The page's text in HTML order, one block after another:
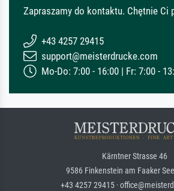
Zapraszamy do kontaktu. Chętnie Ci
+43 4257 29415
support@meisterdrucke.com
Mo-Do: 7:00 - 16:00 | Fr: 7:00 -
Kärntner Strasse 46
9586 Finkenstein am Faaker
+43 4257 29415 ·